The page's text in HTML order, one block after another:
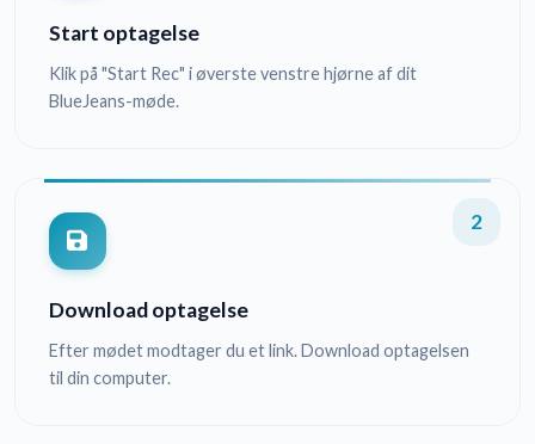
Start optagelse
Klik på "Start Rec" i øverste venstre hjørne af dit
BlueJeans-møde.
2
Download optagelse
Efter mødet modtager du et link. Download optagelsen
til din computer.